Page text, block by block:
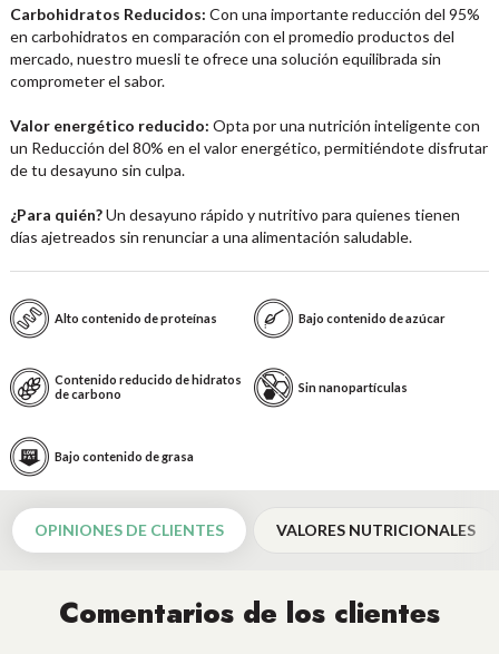
Carbohidratos Reducidos: Con una importante reducción del 95%
en carbohidratos en comparación con el promedio productos del
mercado, nuestro muesli te ofrece una solución equilibrada sin
comprometer el sabor.
Valor energético reducido: Opta por una nutrición inteligente con
un Reducción del 80% en el valor energético, permitiéndote disfrutar
de tu desayuno sin culpa.
¿Para quién?Un desayuno rápido y nutritivo para quienes tienen
días ajetreados sin renunciar a una alimentación saludable.
Alto contenido de proteínas Bajo contenido de azúcar
Contenido reducido de hidratos
de carbono
Sin nanopartículas
Bajo contenido de grasa
OPINIONES DE CLIENTES VALORES NUTRICIONALES
Comentarios de los clientes